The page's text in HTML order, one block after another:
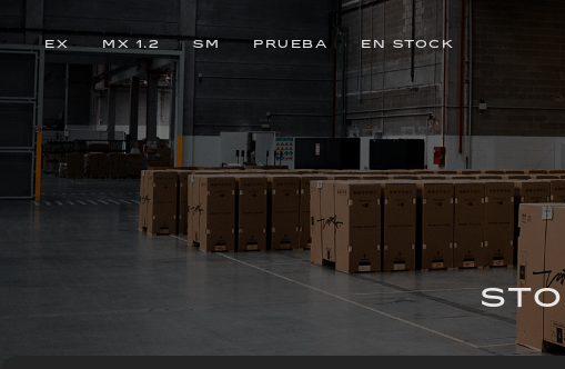
EX MX 1.2 SM PRUEBA EN STOCK